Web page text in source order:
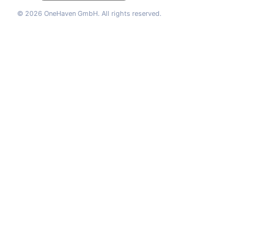
© 2026 OneHaven GmbH. All rights reserved.